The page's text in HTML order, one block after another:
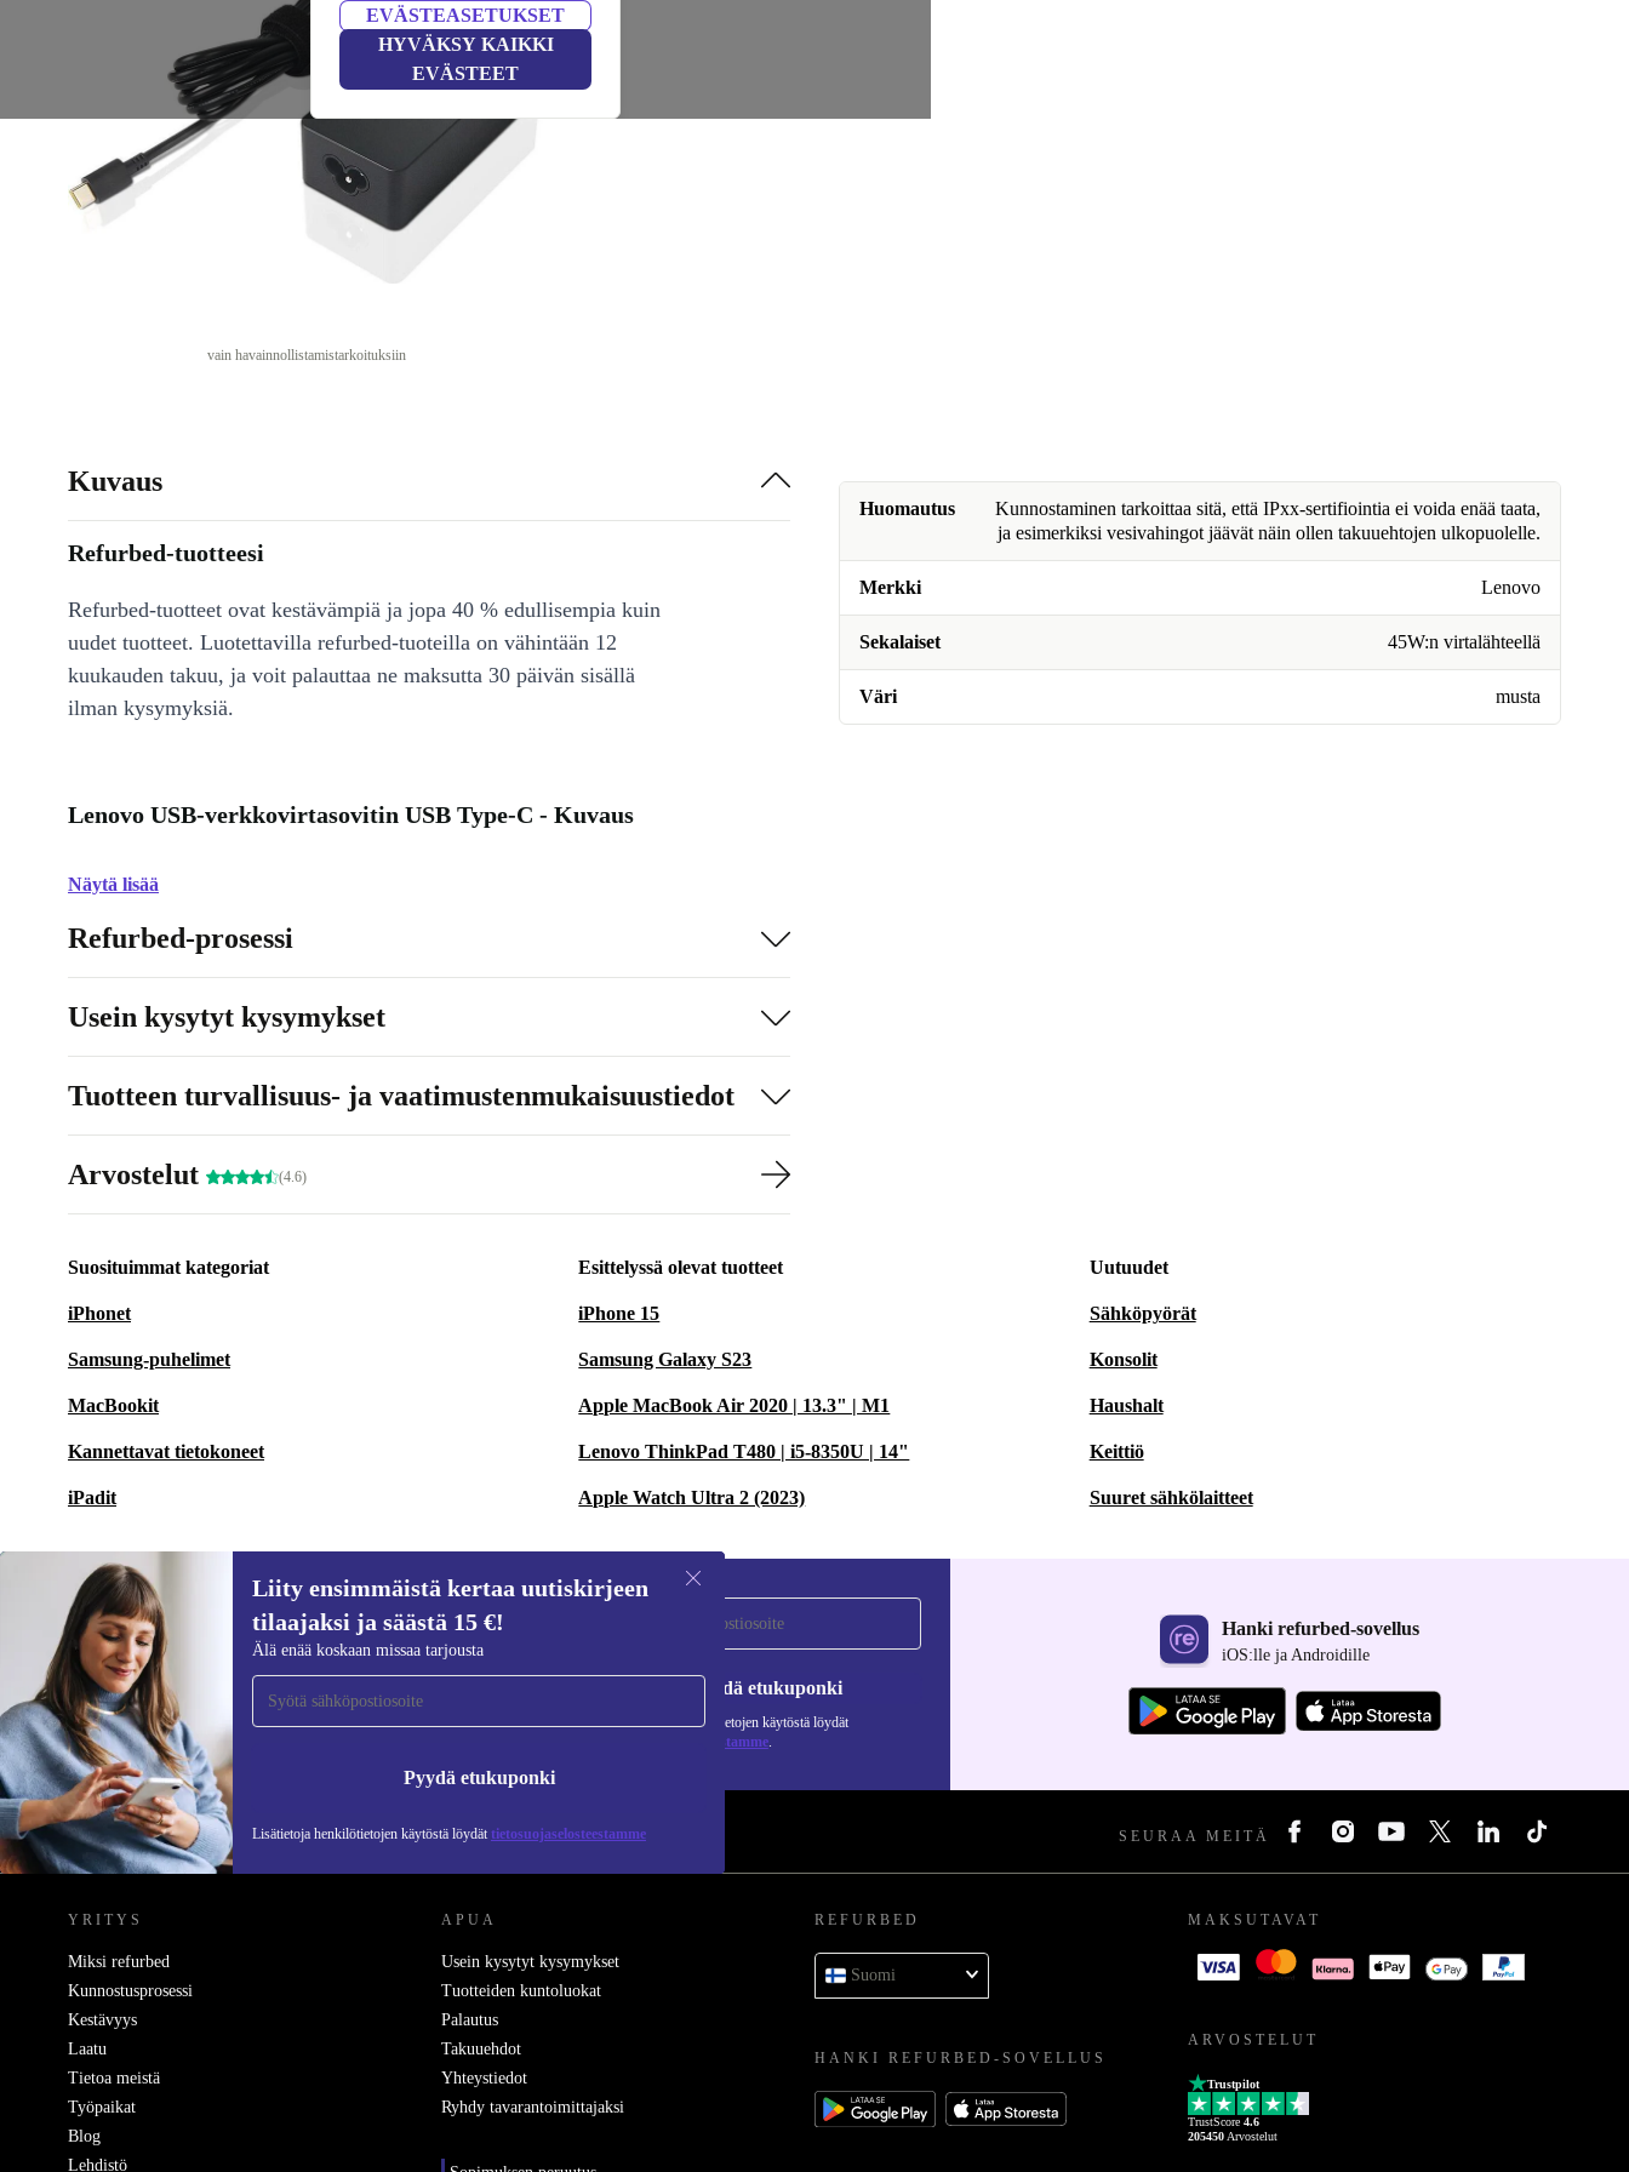
EVÄSTEASETUKSET
HYVÄKSY KAIKKI
EVÄSTEET
vain havainnollistamistarkoituksiin
Huomautus
Kunnostaminen tarkoittaa sitä, että IPxx-sertifiointia ei voida enää taata,
ja esimerkiksi vesivahingot jäävät näin ollen takuuehtojen ulkopuolelle.
Merkki Lenovo
Sekalaiset 45W:n virtalähteellä
Väri musta
Kuvaus
Refurbed-tuotteesi
Refurbed-tuotteet ovat kestävämpiä ja jopa 40 % edullisempia kuin
uudet tuotteet. Luotettavilla refurbed-tuoteilla on vähintään 12
kuukauden takuu, ja voit palauttaa ne maksutta 30 päivän sisällä
ilman kysymyksiä.
Lenovo USB-verkkovirtasovitin USB Type-C - Kuvaus
Näytä lisää
Refurbed-prosessi
Usein kysytyt kysymykset
Tuotteen turvallisuus- ja vaatimustenmukaisuustiedot
Arvostelut (4.6)
Suosituimmat kategoriat
iPhonet
Samsung-puhelimet
MacBookit
Kannettavat tietokoneet
iPadit
Esittelyssä olevat tuotteet
iPhone 15
Samsung Galaxy S23
Apple MacBook Air 2020 | 13.3" | M1
Lenovo ThinkPad T480 | i5-8350U | 14"
Apple Watch Ultra 2 (2023)
Uutuudet
Sähköpyörät
Konsolit
Haushalt
Keittiö
Suuret sähkölaitteet
Liity ensimmäistä kertaa uutiskirjeen
tilaajaksi ja säästä 15 €!
Älä enää koskaan missaa tarjousta
Pyydä etukuponki
Lisätietoja henkilötietojen käytöstä löydät tietosuojaselosteestamme
Liity ensimmäistä kertaa uutiskirjeen
tilaajaksi ja säästä 15 €!
Älä missaa enää yhtäkään tarjousta.
Pyydä etukuponki
Lisätietoja henkilötietojen käytöstä löydät
tietosuojaselosteestamme.
Hanki refurbed-sovellus
iOS:lle ja Androidille
REFURBED SUOMI - RETHINK NEW. SEURAA MEITÄ
YRITYS
Miksi refurbed
Kunnostusprosessi
Kestävyys
Laatu
Tietoa meistä
Työpaikat
Blog
Lehdistö
APUA
Usein kysytyt kysymykset
Tuotteiden kuntoluokat
Palautus
Takuuehdot
Yhteystiedot
Ryhdy tavarantoimittajaksi
REFURBED
Suomi
HANKI REFURBED-SOVELLUS
MAKSUTAVAT
ARVOSTELUT
Trustpilot
TrustScore 4.6
205450 Arvostelut